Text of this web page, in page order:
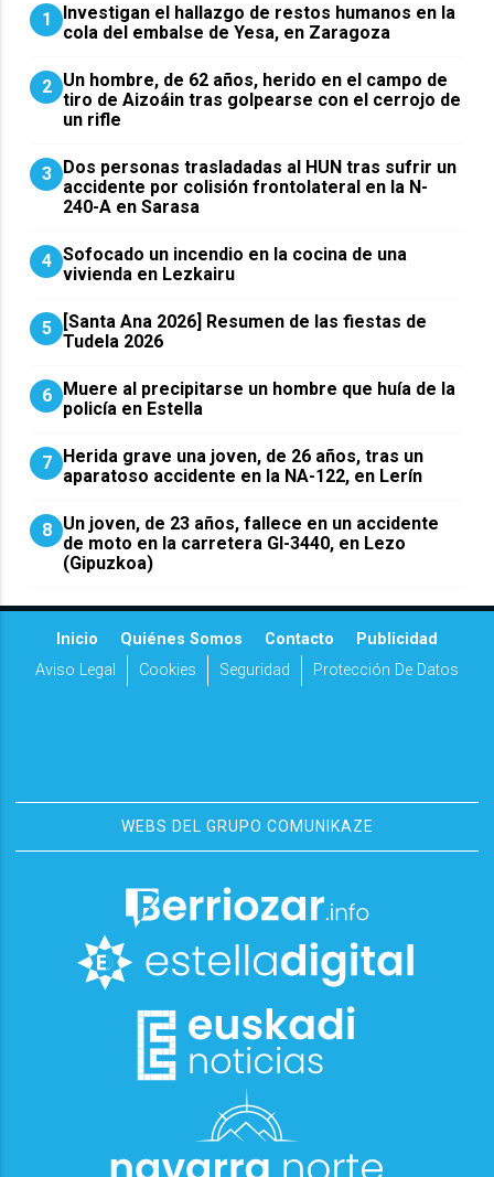
1
Investigan el hallazgo de restos humanos en la
cola del embalse de Yesa, en Zaragoza
2 Un hombre, de 62 años, herido en el campo de
tiro de Aizoáin tras golpearse con el cerrojo de
un rifle
3 ​Dos personas trasladadas al HUN tras sufrir un
accidente por colisión frontolateral en la N-
240-A en Sarasa
4 Sofocado un incendio en la cocina de una
vivienda en Lezkairu
5
[Santa Ana 2026] Resumen de las fiestas de
Tudela 2026
6 Muere al precipitarse un hombre que huía de la
policía en Estella
7 Herida grave una joven, de 26 años, tras un
aparatoso accidente en la NA-122, en Lerín
8 Un joven, de 23 años, fallece en un accidente
de moto en la carretera GI-3440, en Lezo
(Gipuzkoa)
Inicio Quiénes Somos Contacto
Publicidad
Aviso Legal
Cookies Seguridad Protección De Datos
WEBS DEL GRUPO COMUNIKAZE